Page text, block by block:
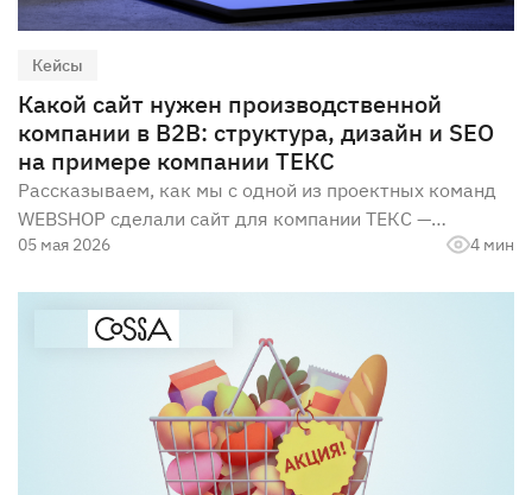
Кейсы
Какой сайт нужен производственной
компании в B2B: структура, дизайн и SEO
на примере компании ТЕКС
Рассказываем, как мы с одной из проектных команд
WEBSHOP сделали сайт для компании ТЕКС —
производителя промышленных фильтров.
05 мая 2026 4 мин